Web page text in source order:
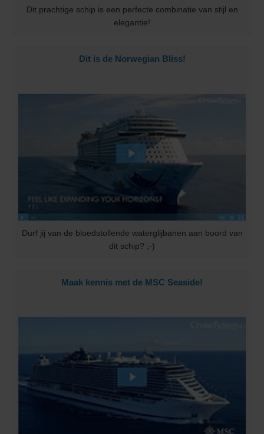
Dit prachtige schip is een perfecte combinatie van stijl en
elegantie!
Dit is de Norwegian Bliss!
Durf jij van de bloedstollende waterglijbanen aan boord van
dit schip? ;-)
Maak kennis met de MSC Seaside!